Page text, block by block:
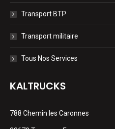
Transport BTP
Transport militaire
Tous Nos Services
KALTRUCKS
788 Chemin les Caronnes